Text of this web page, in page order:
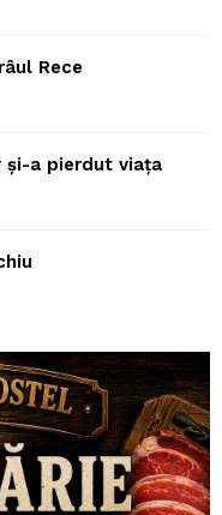
Rece
și-a pierdut viața